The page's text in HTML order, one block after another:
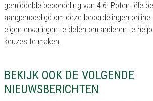
gemiddelde beoordeling van 4.6. Potentiële
aangemoedigd om deze beoordelingen
eigen ervaringen te delen om anderen te
keuzes te maken.
BEKIJK OOK DE VOLGENDE
NIEUWSBERICHTEN